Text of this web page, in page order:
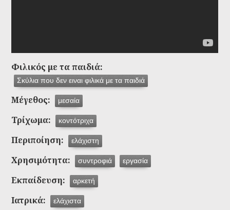
Φιλικός με τα παιδιά:
Σκύλια που δεν ειναι φιλικά με τα παιδιά
Μέγεθος: μεσαία
Τρίχωμα: κοντότριχα
Περιποίηση: ελάχιστη
Χρησιμότητα: συντροφιά εργασία
Εκπαίδευση: αρκετή
Ιατρικά: ελάχιστα